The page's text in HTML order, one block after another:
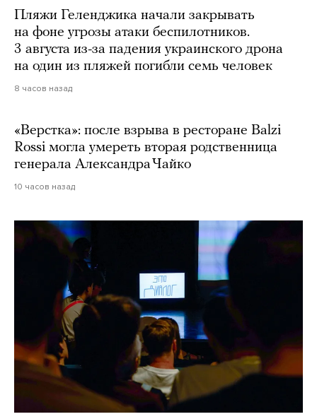
Пляжи Геленджика начали закрывать
на фоне угрозы атаки беспилотников.
3 августа из-за падения украинского дрона
на один из пляжей погибли семь человек
8 часов назад
«Верстка»: после взрыва в ресторане Balzi
Rossi могла умереть вторая родственница
генерала Александра Чайко
10 часов назад